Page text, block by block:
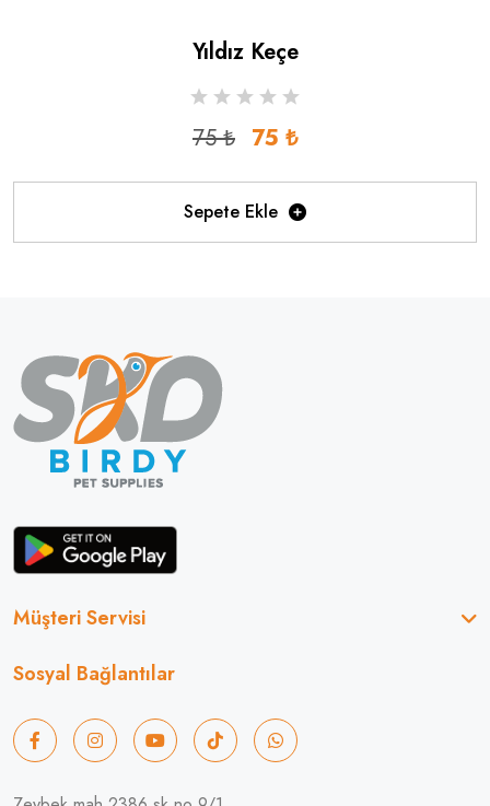
Yıldız Keçe
75 ₺ 75 ₺
Sepete Ekle
Müşteri Servisi
Sosyal Bağlantılar